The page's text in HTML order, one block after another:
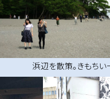
浜辺を散策。きもちい